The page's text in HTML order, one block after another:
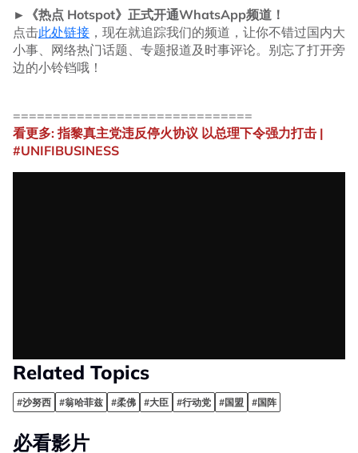
►《热点 Hotspot》正式开通WhatsApp频道！
点击此处链接 ，现在就追踪我们的频道，让你不错过国内大
小事、网络热门话题、专题报道及时事评论。别忘了打开旁
边的小铃铛哦！
==============================
看更多: 指黎真主党违反停火协议 以总理下令强力打击 |
#UNIFIBUSINESS
Related Topics
#沙努西 #翁哈菲兹 #柔佛 #大臣 #行动党 #国盟 #国阵
必看影片